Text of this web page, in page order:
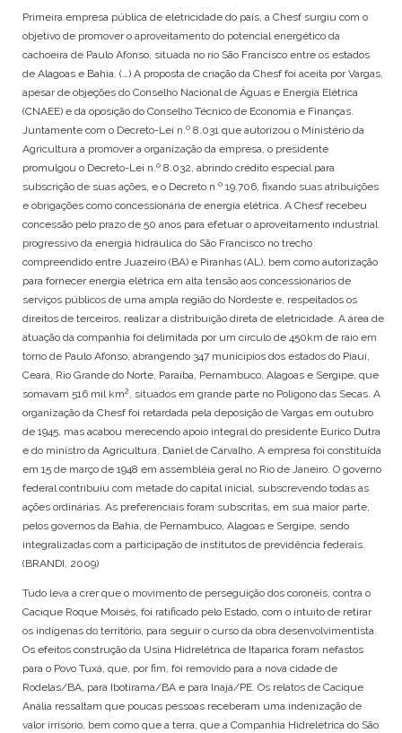
Primeira empresa pública de eletricidade do país, a Chesf surgiu com o
objetivo de promover o aproveitamento do potencial energético da
cachoeira de Paulo Afonso, situada no rio São Francisco entre os estados
de Alagoas e Bahia. (…) A proposta de criação da Chesf foi aceita por Vargas,
apesar de objeções do Conselho Nacional de Águas e Energia Elétrica
(CNAEE) e da oposição do Conselho Técnico de Economia e Finanças.
Juntamente com o Decreto-Lei n.º 8.031 que autorizou o Ministério da
Agricultura a promover a organização da empresa, o presidente
promulgou o Decreto-Lei n.º 8.032, abrindo crédito especial para
subscrição de suas ações, e o Decreto n.º 19.706, fixando suas atribuições
e obrigações como concessionária de energia elétrica. A Chesf recebeu
concessão pelo prazo de 50 anos para efetuar o aproveitamento industrial
progressivo da energia hidráulica do São Francisco no trecho
compreendido entre Juazeiro (BA) e Piranhas (AL), bem como autorização
para fornecer energia elétrica em alta tensão aos concessionários de
serviços públicos de uma ampla região do Nordeste e, respeitados os
direitos de terceiros, realizar a distribuição direta de eletricidade. A área de
atuação da companhia foi delimitada por um círculo de 450km de raio em
torno de Paulo Afonso, abrangendo 347 municípios dos estados do Piauí,
Ceará, Rio Grande do Norte, Paraíba, Pernambuco, Alagoas e Sergipe, que
somavam 516 mil km2 , situados em grande parte no Polígono das Secas. A
organização da Chesf foi retardada pela deposição de Vargas em outubro
de 1945, mas acabou merecendo apoio integral do presidente Eurico Dutra
e do ministro da Agricultura, Daniel de Carvalho. A empresa foi constituída
em 15 de março de 1948 em assembléia geral no Rio de Janeiro. O governo
federal contribuiu com metade do capital inicial, subscrevendo todas as
ações ordinárias. As preferenciais foram subscritas, em sua maior parte,
pelos governos da Bahia, de Pernambuco, Alagoas e Sergipe, sendo
integralizadas com a participação de institutos de previdência federais.
(BRANDI, 2009)
Tudo leva a crer que o movimento de perseguição dos coronéis, contra o
Cacique Roque Moisés, foi ratificado pelo Estado, com o intuito de retirar
os indígenas do território, para seguir o curso da obra desenvolvimentista.
Os efeitos construção da Usina Hidrelétrica de Itaparica foram nefastos
para o Povo Tuxá, que, por fim, foi removido para a nova cidade de
Rodelas/BA, para Ibotirama/BA e para Inajá/PE. Os relatos de Cacique
Anália ressaltam que poucas pessoas receberam uma indenização de
valor irrisório, bem como que a terra, que a Companhia Hidrelétrica do São